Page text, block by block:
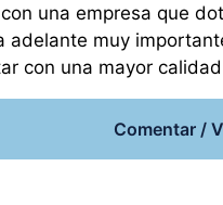
una empresa que
adelante muy
con una mayor
Comentar /